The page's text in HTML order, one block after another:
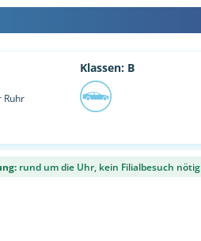
Ruhr
Klassen: B
rund um die Uhr, kein Filialbesuch nötig